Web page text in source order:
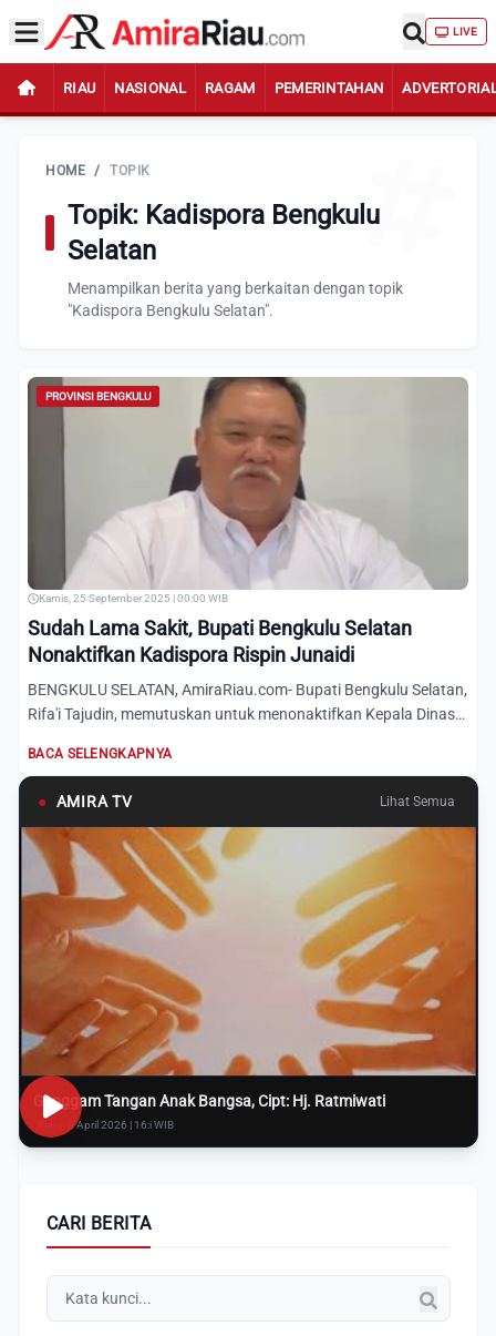
LIVE
RIAU NASIONAL RAGAM PEMERINTAHAN
HOME / TOPIK
Topik: Kadispora Bengkulu
Selatan
Menampilkan berita yang berkaitan dengan topik
"Kadispora Bengkulu Selatan".
PROVINSI BENGKULU
Kamis, 25 September 2025 | 00:00 WIB
Sudah Lama Sakit, Bupati Bengkulu Selatan
Nonaktifkan Kadispora Rispin Junaidi
BENGKULU SELATAN, AmiraRiau.com- Bupati Bengkulu Selatan,
Rifa'i Tajudin, memutuskan untuk menonaktifkan Kepala Dinas
BACA SELENGKAPNYA
● AMIRA TV Lihat Semua
Genggam Tangan Anak Bangsa, Cipt: Hj. Ratmiwati
Rabu, 8 April 2026 | 16:i WIB
CARI BERITA